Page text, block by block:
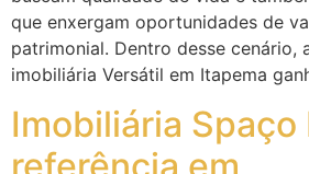
que enxergam oportunidades de
patrimonial. Dentro desse cenário,
imobiliária Versátil em Itapema
Imobiliária Spaço